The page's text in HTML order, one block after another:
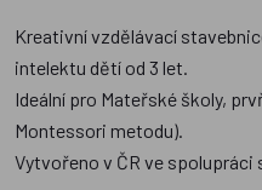
Kreativní vzdělávací
intelektu dětí od 3 let.
Ideální pro Mateřské školy,
Montessori metodu).
Vytvořeno v ČR ve spolupráci